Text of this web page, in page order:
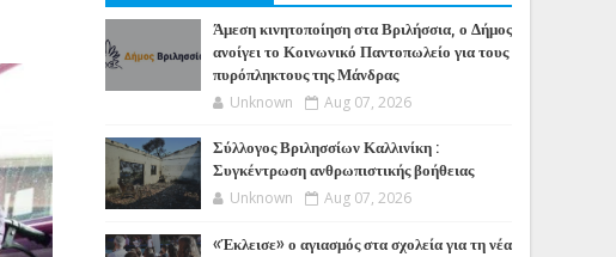
Άμεση κινητοποίηση στα Βριλήσσια, ο Δήμος
ανοίγει το Κοινωνικό Παντοπωλείο για τους
πυρόπληκτους της Μάνδρας
Unknown Aug 07, 2026
Σύλλογος Βριλησσίων Καλλινίκη :
Συγκέντρωση ανθρωπιστικής βοήθειας
Unknown Aug 07, 2026
«Έκλεισε» ο αγιασμός στα σχολεία για τη νέα